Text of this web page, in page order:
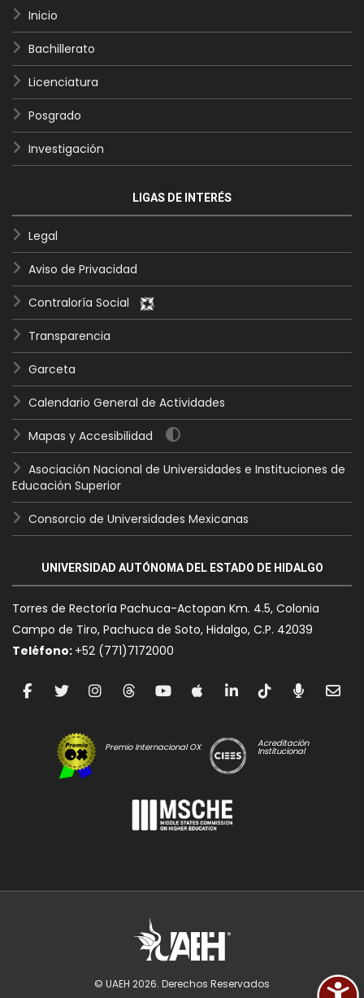
Inicio
Bachillerato
Licenciatura
Posgrado
Investigación
LIGAS DE INTERÉS
Legal
Aviso de Privacidad
Contraloría Social
Transparencia
Garceta
Calendario General de Actividades
Mapas y Accesibilidad
Asociación Nacional de Universidades e Instituciones de
Educación Superior
Consorcio de Universidades Mexicanas
UNIVERSIDAD AUTÓNOMA DEL ESTADO DE HIDALGO
Torres de Rectoría Pachuca-Actopan Km. 4.5, Colonia
Campo de Tiro, Pachuca de Soto, Hidalgo, C.P. 42039
Teléfono: +52 (771)7172000
Premio Internacional OX Acreditación
Institucional
© UAEH 2026. Derechos Reservados